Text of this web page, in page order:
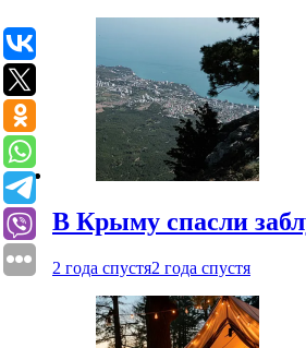
В Крыму спасли
2 года спустя2 года спустя